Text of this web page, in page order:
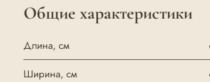
Общие характеристики
Длина, см
Ширина, см